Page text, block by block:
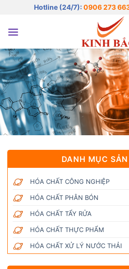
nội
Hotline (24/7): 0906 273
DANH MỤC
HÓA CHẤT CÔNG NGHIỆP
HÓA CHẤT PHÂN BÓN
HÓA CHẤT TẨY RỬA
HÓA CHẤT THỰC PHẨM
HÓA CHẤT XỬ LÝ NƯỚC THẢI